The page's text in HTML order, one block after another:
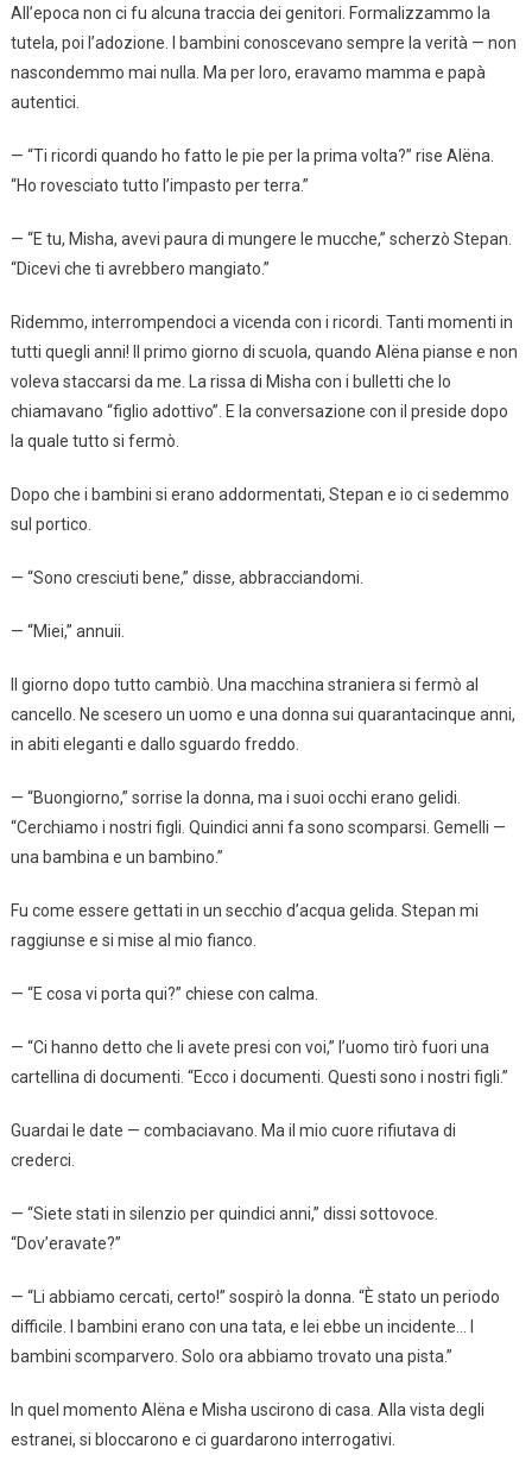
All’epoca non ci fu alcuna traccia dei genitori. Formalizzammo la
tutela, poi l’adozione. I bambini conoscevano sempre la verità — non
nascondemmo mai nulla. Ma per loro, eravamo mamma e papà
autentici.
— “Ti ricordi quando ho fatto le pie per la prima volta?” rise Alëna.
“Ho rovesciato tutto l’impasto per terra.”
— “E tu, Misha, avevi paura di mungere le mucche,” scherzò Stepan.
“Dicevi che ti avrebbero mangiato.”
Ridemmo, interrompendoci a vicenda con i ricordi. Tanti momenti in
tutti quegli anni! Il primo giorno di scuola, quando Alëna pianse e non
voleva staccarsi da me. La rissa di Misha con i bulletti che lo
chiamavano “figlio adottivo”. E la conversazione con il preside dopo
la quale tutto si fermò.
Dopo che i bambini si erano addormentati, Stepan e io ci sedemmo
sul portico.
— “Sono cresciuti bene,” disse, abbracciandomi.
— “Miei,” annuii.
Il giorno dopo tutto cambiò. Una macchina straniera si fermò al
cancello. Ne scesero un uomo e una donna sui quarantacinque anni,
in abiti eleganti e dallo sguardo freddo.
— “Buongiorno,” sorrise la donna, ma i suoi occhi erano gelidi.
“Cerchiamo i nostri figli. Quindici anni fa sono scomparsi. Gemelli —
una bambina e un bambino.”
Fu come essere gettati in un secchio d’acqua gelida. Stepan mi
raggiunse e si mise al mio fianco.
— “E cosa vi porta qui?” chiese con calma.
— “Ci hanno detto che li avete presi con voi,” l’uomo tirò fuori una
cartellina di documenti. “Ecco i documenti. Questi sono i nostri figli.”
Guardai le date — combaciavano. Ma il mio cuore rifiutava di
crederci.
— “Siete stati in silenzio per quindici anni,” dissi sottovoce.
“Dov’eravate?”
— “Li abbiamo cercati, certo!” sospirò la donna. “È stato un periodo
difficile. I bambini erano con una tata, e lei ebbe un incidente… I
bambini scomparvero. Solo ora abbiamo trovato una pista.”
In quel momento Alëna e Misha uscirono di casa. Alla vista degli
estranei, si bloccarono e ci guardarono interrogativi.